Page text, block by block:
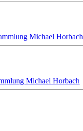
Michael Horbach
Michael Horbach